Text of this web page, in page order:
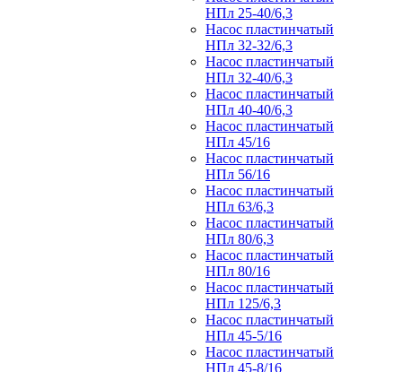
НПл 25-40/6,3
Насос пластинчатый
НПл 32-32/6,3
Насос пластинчатый
НПл 32-40/6,3
Насос пластинчатый
НПл 40-40/6,3
Насос пластинчатый
НПл 45/16
Насос пластинчатый
НПл 56/16
Насос пластинчатый
НПл 63/6,3
Насос пластинчатый
НПл 80/6,3
Насос пластинчатый
НПл 80/16
Насос пластинчатый
НПл 125/6,3
Насос пластинчатый
НПл 45-5/16
Насос пластинчатый
НПл 45-8/16